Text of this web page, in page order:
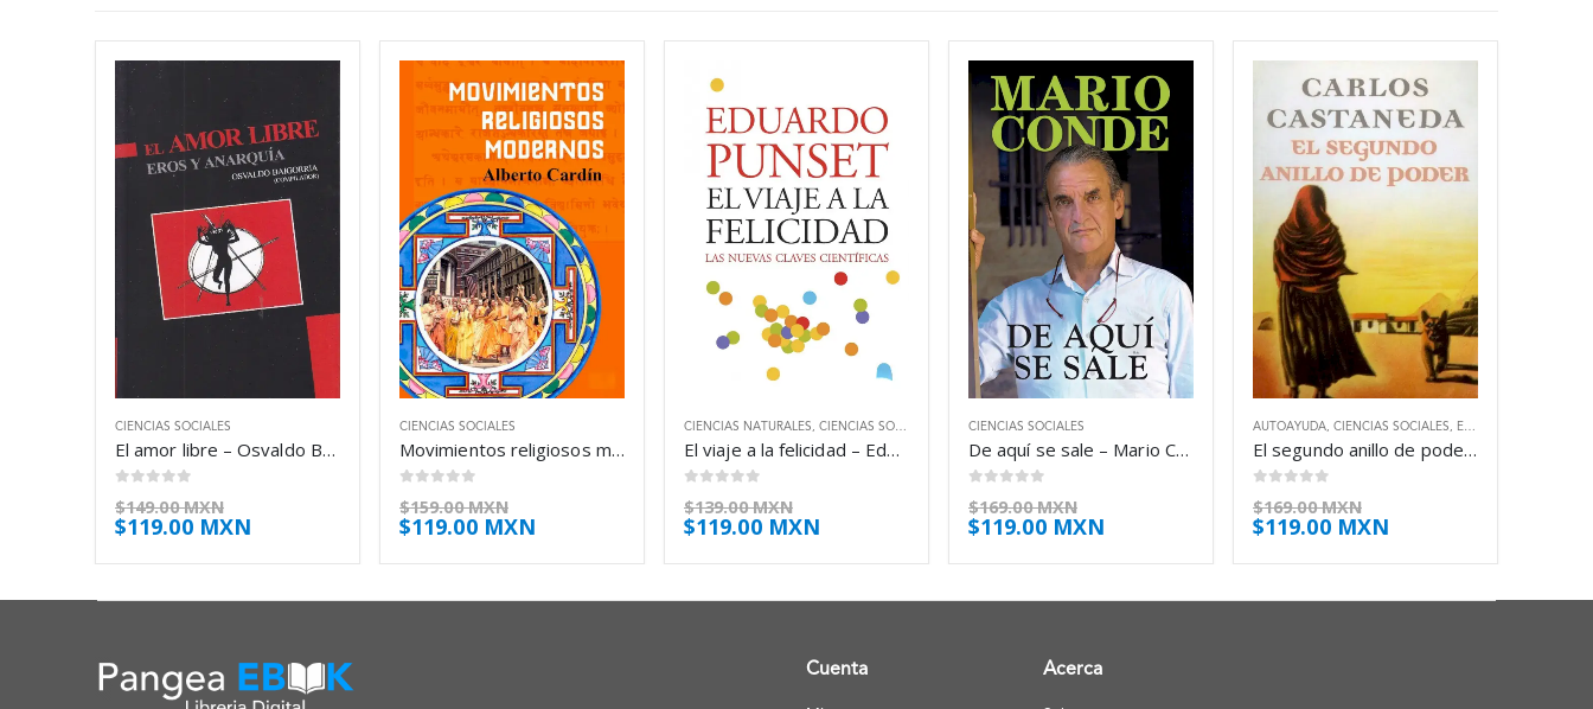
CIENCIAS SOCIALES
El amor libre – Osvaldo Baigorria
$149.00 MXN
$119.00 MXN
CIENCIAS SOCIALES
Movimientos religiosos modernos – Benigno Alberto Cardín Garay
$159.00 MXN
$119.00 MXN
CIENCIAS NATURALES CIENCIAS SOCIALES
El viaje a la felicidad – Eduardo Punset
$139.00 MXN
$119.00 MXN
CIENCIAS SOCIALES
De aquí se sale – Mario Conde Conde
$169.00 MXN
$119.00 MXN
AUTOAYUDA CIENCIAS SOCIALES ESPIRITUALIDAD
El segundo anillo de poder – Carlos Castaneda
$169.00 MXN
$119.00 MXN
Cuenta Acerca